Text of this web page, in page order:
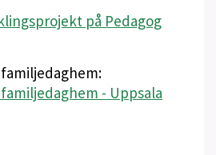
på Pedagog
- Uppsala